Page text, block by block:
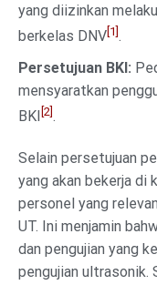
yang diizinkan
berkelas DNV [1] .
Persetujuan BKI:
mensyaratkan
BKI [2] .
Selain persetujuan
yang akan bekerja di
personel yang
UT. Ini menjamin
dan pengujian yang
pengujian ultrasonik.